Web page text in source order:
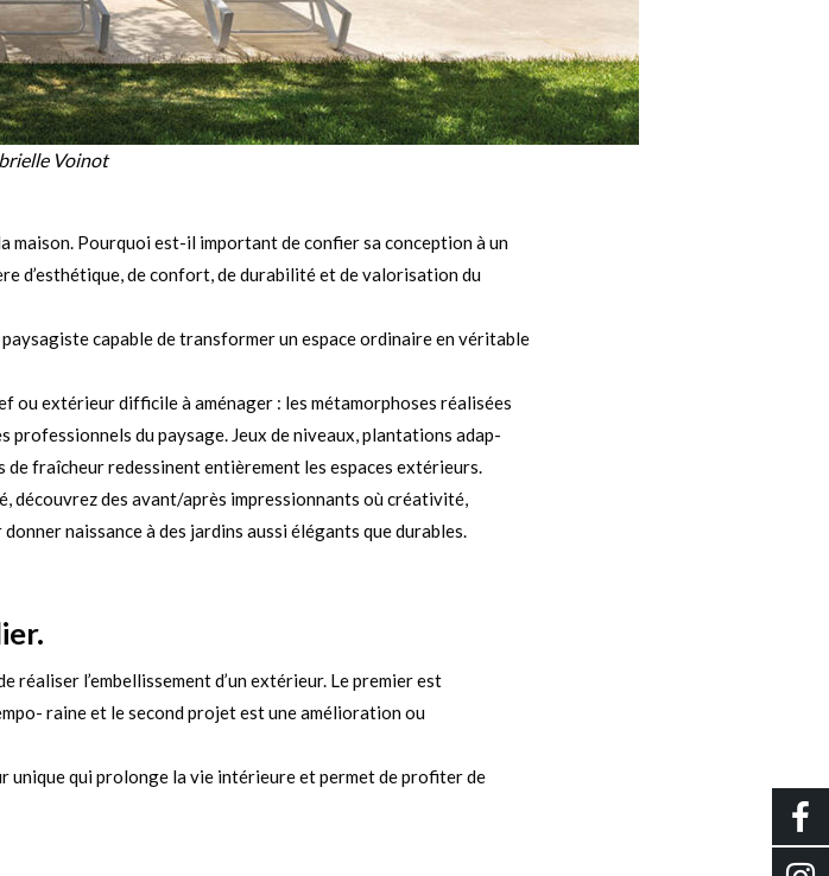
Voinot
maison. Pourquoi est-il important de confier sa conception à un
d’esthétique, de confort, de durabilité et de valorisation du
capable de transformer un espace ordinaire en véritable
ou extérieur difficile à aménager : les métamorphoses réalisées
du paysage. Jeux de niveaux, plantations adap-
fraîcheur redessinent entièrement les espaces extérieurs.
découvrez des avant/après impressionnants où créativité,
naissance à des jardins aussi élégants que durables.
l’embellissement d’un extérieur. Le premier est
raine et le second projet est une amélioration ou
unique qui prolonge la vie intérieure et permet de profiter de